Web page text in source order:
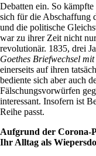
Debatten ein. So
sich für die Abschaffung
und die politische
war zu ihrer Zeit nicht
revolutionär. 1835, drei
Goethes Briefwechsel
einerseits auf ihren
bediente sich aber auch
Fälschungsvorwürfen
interessant. Insofern ist
Reihe passt.
Aufgrund der Corona-
Ihr Alltag als